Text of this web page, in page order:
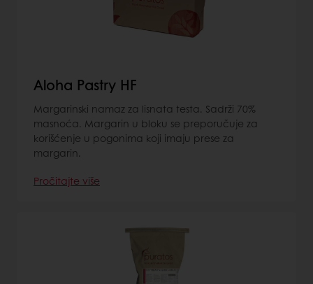
Aloha Pastry HF
Margarinski namaz za lisnata testa. Sadrži 70%
masnoća. Margarin u bloku se preporučuje za
korišćenje u pogonima koji imaju prese za
margarin.
Pročitajte više